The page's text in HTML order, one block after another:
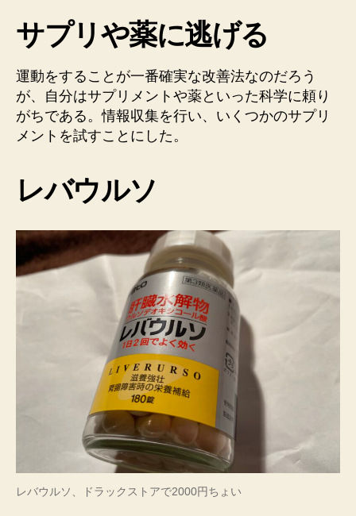
サプリや薬に逃げる
運動をすることが一番確実な改善法なのだろう
が、自分はサプリメントや薬といった科学に頼り
がちである。情報収集を行い、いくつかのサプリ
メントを試すことにした。
レバウルソ
レバウルソ、ドラックストアで2000円ちょい